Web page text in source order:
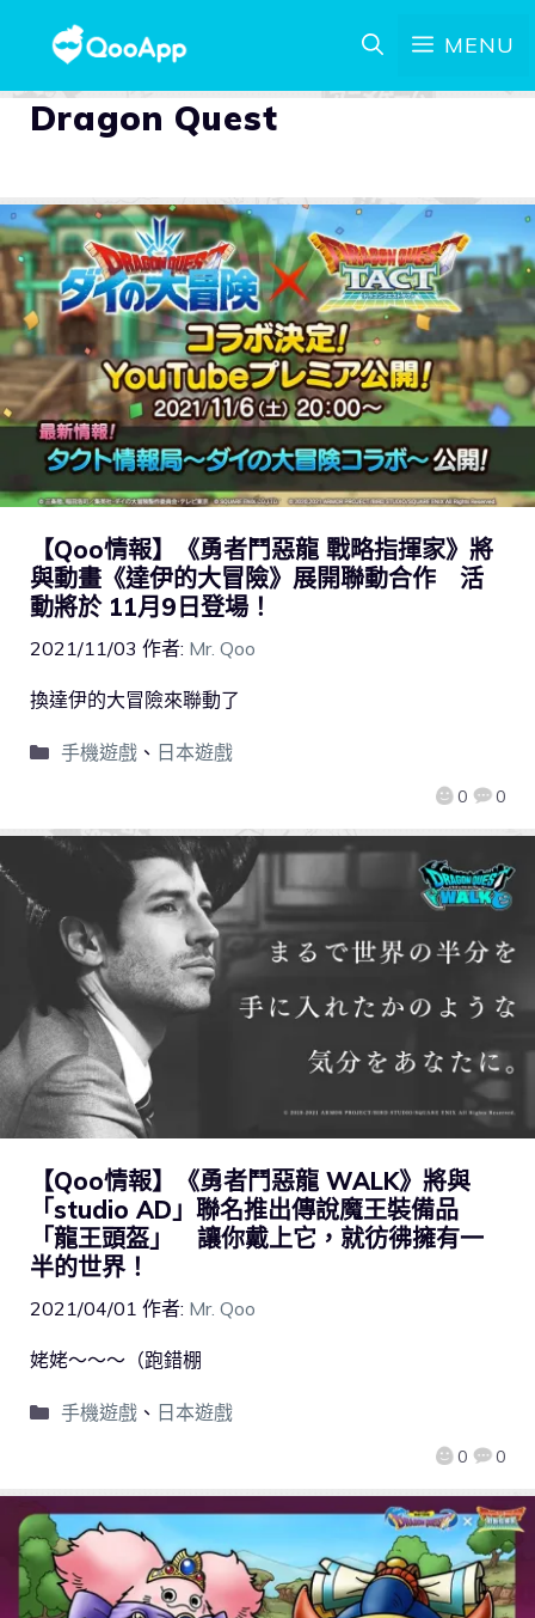
MENU
Dragon Quest
【Qoo情報】《勇者⾾惡⿓ 戰略指揮家》將
與動畫《達伊的大冒險》展開聯動合作 活
動將於 11月9日登場！
2021/11/03 作者: Mr. Qoo
0 0
換達伊的大冒險來聯動了
手機遊戲、 日本遊戲
【Qoo情報】《勇者鬥惡龍 WALK》將與
「studio AD」聯名推出傳說魔王裝備品
「龍王頭盔」 讓你戴上它，就彷彿擁有一
半的世界！
2021/04/01 作者: Mr. Qoo
0 0
姥姥～～～（跑錯棚
手機遊戲、 日本遊戲